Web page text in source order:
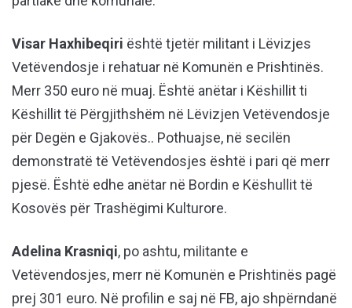
Visar Haxhibeqiri është tjetër militant i Lëvizjes
Vetëvendosje i rehatuar në Komunën e Prishtinës.
Merr 350 euro në muaj. Është anëtar i Këshillit ti
Këshillit të Përgjithshëm në Lëvizjen Vetëvendosje
për Degën e Gjakovës.. Pothuajse, në secilën
demonstratë të Vetëvendosjes është i pari që merr
pjesë. Është edhe anëtar në Bordin e Këshullit të
Kosovës për Trashëgimi Kulturore.
Adelina Krasniqi, po ashtu, militante e
Vetëvendosjes, merr në Komunën e Prishtinës pagë
prej 301 euro. Në profilin e saj në FB, ajo shpërndanë